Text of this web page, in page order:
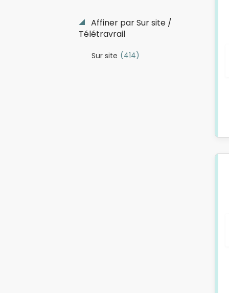
Affiner par Sur site /
Télétravrail
Sur site (414)